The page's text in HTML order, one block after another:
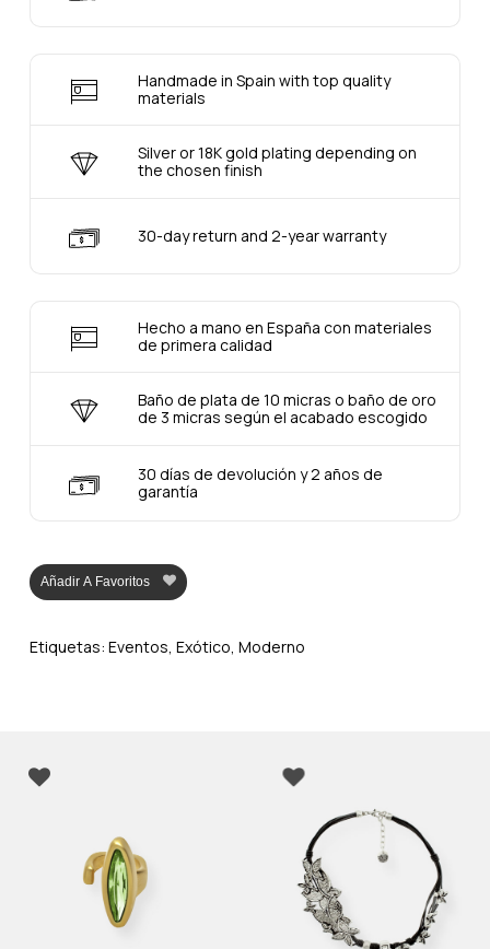
Handmade in Spain with top quality
materials
Silver or 18K gold plating depending on
the chosen finish
30-day return and 2-year warranty
Hecho a mano en España con materiales
de primera calidad
Baño de plata de 10 micras o baño de oro
de 3 micras según el acabado escogido
30 días de devolución y 2 años de
garantía
Añadir A Favoritos
Etiquetas: Eventos Exótico Moderno